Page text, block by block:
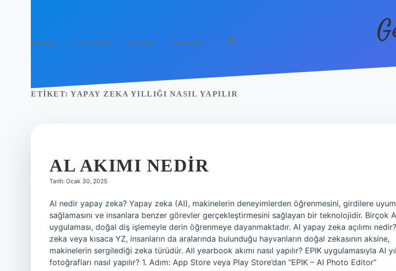
Anasayfa Gizlilik Politikası Yasal Uyarı Hakkımızda
ETIKET: YAPAY ZEKA YILLIĞI NASIL YAPILIR
AL AKIMI NEDIR
Tarih: Ocak 30, 2025
Al nedir yapay zeka? Yapay zeka (AI), makinelerin deneyimlerden öğrenmesini, girdilere uyum
sağlamasını ve insanlara benzer görevler gerçekleştirmesini sağlayan bir teknolojidir. Birçok
uygulaması, doğal diş işlemeyle derin öğrenmeye dayanmaktadır. AI yapay zeka açılımı
zeka veya kısaca YZ, insanların da aralarında bulunduğu hayvanların doğal zekasının aksine,
makinelerin sergilediği zeka türüdür. All yearbook akımı nasıl yapılır? EPIK uygulamasıyla AI
fotoğrafları nasıl yapılır? 1. Adım: App Store veya Play Store’dan “EPIK – AI Photo Editor”